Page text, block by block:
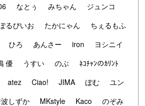
なとぅ みちゃん
ジュンコ
るぴいお たかにゃん
ちぇるもふ
ひろ あんさー iron
ヨシニイ
優 うすい のぶ
ﾈｺﾁｬﾝのｶﾘﾝﾄ
atez Ciao! JIMA ぽむ
ユン
しずか MKstyle Kaco
のぞみ